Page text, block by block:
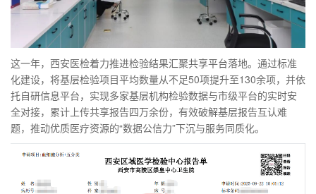
这一年，西安医检着力推进检验结果汇聚共享平台落地。通过标准
化建设，将基层检验项目平均数量从不足50项提升至130余项，并依
托自研信息平台，实现多家基层机构检验数据与市级平台的实时安
全对接，累计上传共享报告四万余份，有效破解基层报告互认难
题，推动优质医疗资源的“数据公信力”下沉与服务同质化。